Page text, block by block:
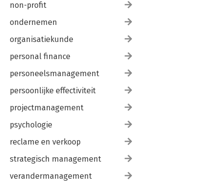
non-profit
ondernemen
organisatiekunde
personal finance
personeelsmanagement
persoonlijke effectiviteit
projectmanagement
psychologie
reclame en verkoop
strategisch management
verandermanagement